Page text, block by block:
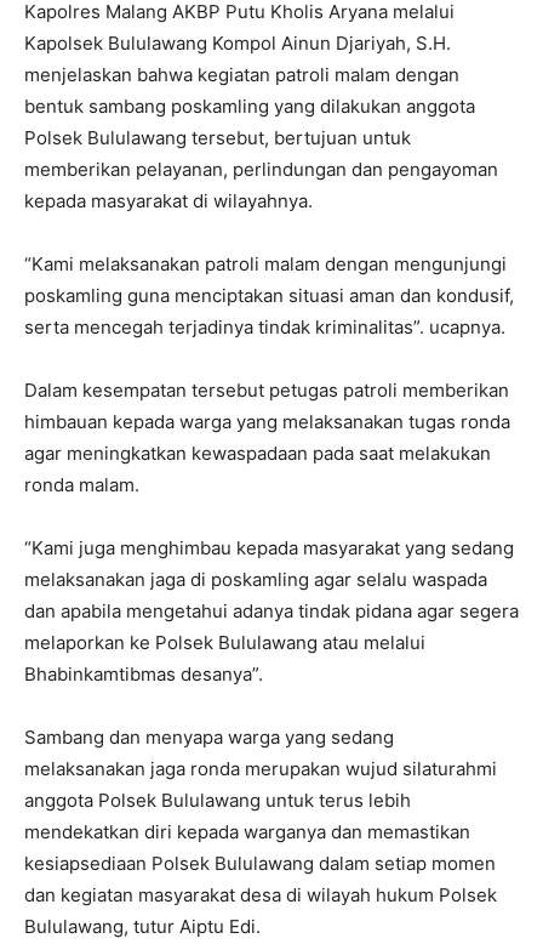
Kapolres Malang AKBP Putu Kholis Aryana melalui
Kapolsek Bululawang Kompol Ainun Djariyah, S.H.
menjelaskan bahwa kegiatan patroli malam dengan
bentuk sambang poskamling yang dilakukan anggota
Polsek Bululawang tersebut, bertujuan untuk
memberikan pelayanan, perlindungan dan pengayoman
kepada masyarakat di wilayahnya.
“Kami melaksanakan patroli malam dengan mengunjungi
poskamling guna menciptakan situasi aman dan kondusif,
serta mencegah terjadinya tindak kriminalitas”. ucapnya.
Dalam kesempatan tersebut petugas patroli memberikan
himbauan kepada warga yang melaksanakan tugas ronda
agar meningkatkan kewaspadaan pada saat melakukan
ronda malam.
“Kami juga menghimbau kepada masyarakat yang sedang
melaksanakan jaga di poskamling agar selalu waspada
dan apabila mengetahui adanya tindak pidana agar segera
melaporkan ke Polsek Bululawang atau melalui
Bhabinkamtibmas desanya”.
Sambang dan menyapa warga yang sedang
melaksanakan jaga ronda merupakan wujud silaturahmi
anggota Polsek Bululawang untuk terus lebih
mendekatkan diri kepada warganya dan memastikan
kesiapsediaan Polsek Bululawang dalam setiap momen
dan kegiatan masyarakat desa di wilayah hukum Polsek
Bululawang, tutur Aiptu Edi.